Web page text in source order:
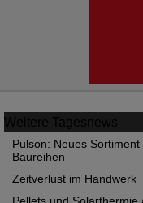
Weitere Tagesnews
Pulson: Neues
Baureihen
Zeitverlust im Handwerk